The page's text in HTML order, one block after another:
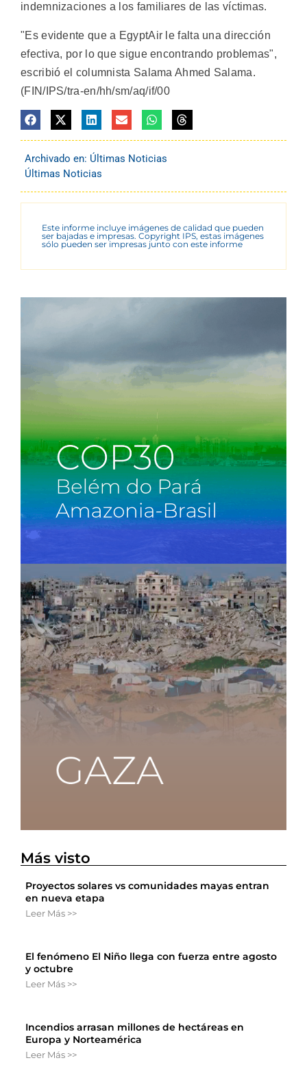
indemnizaciones a los familiares de las víctimas.
"Es evidente que a EgyptAir le falta una dirección
efectiva, por lo que sigue encontrando problemas",
escribió el columnista Salama Ahmed Salama.
(FIN/IPS/tra-en/hh/sm/aq/if/00
Archivado en: Últimas Noticias
Últimas Noticias
Este informe incluye imágenes de calidad que pueden
ser bajadas e impresas. Copyright IPS, estas imágenes
sólo pueden ser impresas junto con este informe
Más visto
Proyectos solares vs comunidades mayas entran
en nueva etapa
Leer Más >>
El fenómeno El Niño llega con fuerza entre agosto
y octubre
Leer Más >>
Incendios arrasan millones de hectáreas en
Europa y Norteamérica
Leer Más >>